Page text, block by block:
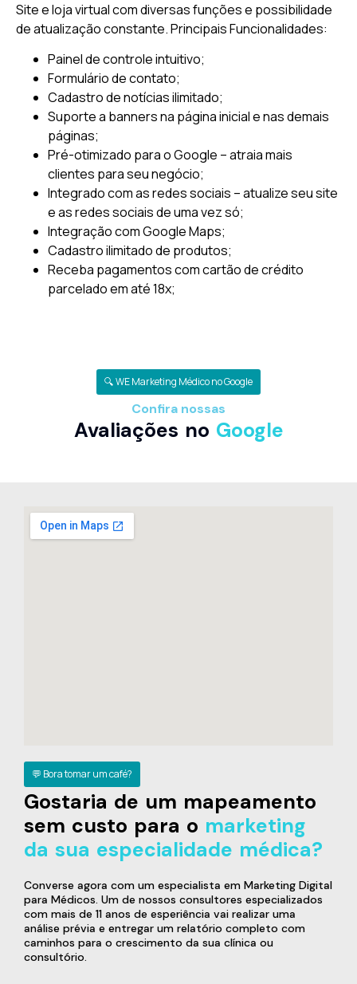
Site e loja virtual com diversas funções e possibilidade
de atualização constante.Principais Funcionalidades:
Painel de controle intuitivo;
Formulário de contato;
Cadastro de notícias ilimitado;
Suporte a banners na página inicial e nas demais
páginas;
Pré-otimizado para o Google – atraia mais
clientes para seu negócio;
Integrado com as redes sociais – atualize seu site
e as redes sociais de uma vez só;
Integração com Google Maps;
Cadastro ilimitado de produtos;
Receba pagamentos com cartão de crédito
parcelado em até 18x;
🔍 WE Marketing Médico no Google
Confira nossas
Avaliações no Google
💬 Bora tomar um café?
Gostaria de um mapeamento
sem custo para o marketing
da sua especialidade médica?
Converse agora com um especialista em Marketing Digital
para Médicos. Um de nossos consultores especializados
com mais de 11 anos de esperiência vai realizar uma
análise prévia e entregar um relatório completo com
caminhos para o crescimento da sua clínica ou
consultório.